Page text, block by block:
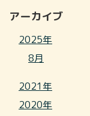
アーカイブ
2025年
8月
2021年
2020年